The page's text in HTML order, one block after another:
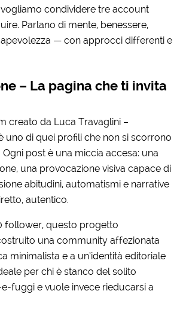
condividere tre account
Parlano di mente, benessere,
— con approcci differenti e
– La pagina che ti invita
creato da Luca Travaglini –
uno di quei profili che non si scorrono
post è una miccia accesa: una
una provocazione visiva capace di
abitudini, automatismi e narrative
autentico.
follower, questo progetto
una community affezionata
minimalista e a un’identità editoriale
per chi è stanco del solito
fuggi e vuole invece rieducarsi a